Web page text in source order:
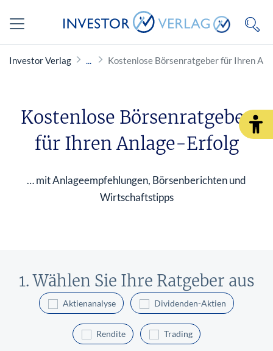
Investor Verlag Kostenlose Börsenratgeber für Ihren
Kostenlose Börsenratgeber
für Ihren Anlage-Erfolg
… mit Anlageempfehlungen, Börsenberichten und
Wirtschaftstipps
1. Wählen Sie Ihre Ratgeber aus
Aktienanalyse Dividenden-Aktien
Rendite Trading